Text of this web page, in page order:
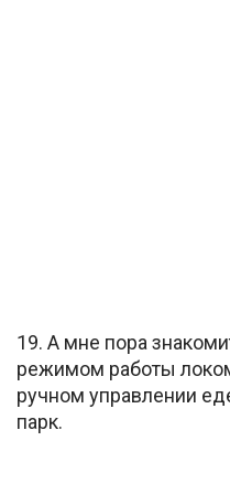
19. А мне пора
режимом работы
ручном управлении
парк.